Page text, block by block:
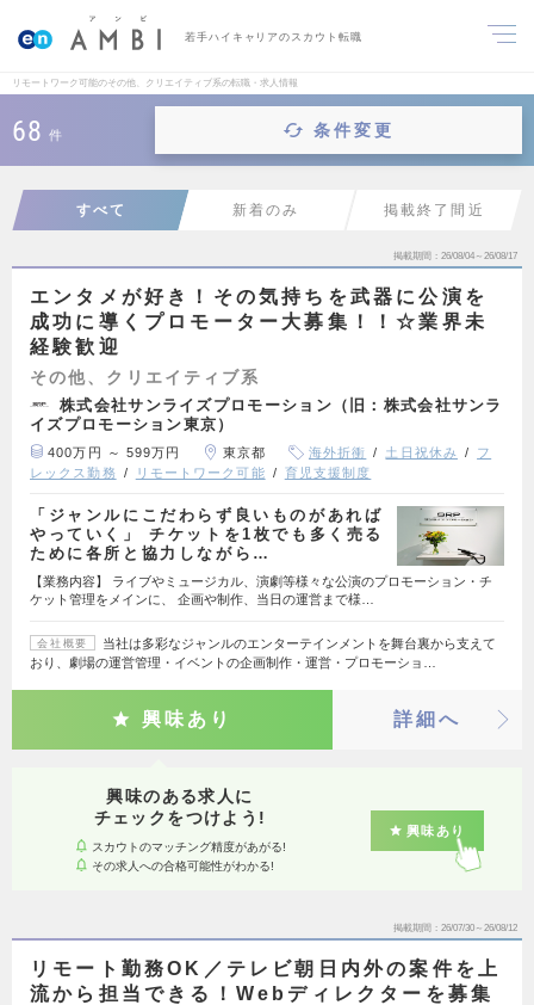
若手ハイキャリアのスカウト転職
リモートワーク可能のその他、クリエイティブ系の転職・求人情報
68 件 条件変更
すべて 新着のみ 掲載終了間近
掲載期間 26/08/04～26/08/17
エンタメが好き！その気持ちを武器に公演を
成功に導くプロモーター大募集！！☆業界未
経験歓迎
その他、クリエイティブ系
株式会社サンライズプロモーション（旧：株式会社サンラ
イズプロモーション東京）
400万円 ～ 599万円 東京都 海外折衝 土日祝休み
フ
レックス勤務
リモートワーク可能 育児支援制度
「ジャンルにこだわらず良いものがあれば
やっていく」 チケットを1枚でも多く売る
ために各所と協力しながら…
【業務内容】 ライブやミュージカル、演劇等様々な公演のプロモーション・チ
ケット管理をメインに、 企画や制作、当日の運営まで様…
会社概要
当社は多彩なジャンルのエンターテインメントを舞台裏から支えて
おり、劇場の運営管理・イベントの企画制作・運営・プロモーショ…
興味あり 詳細へ
興味のある求人に
チェックをつけよう!
スカウトのマッチング精度があがる!
その求人への合格可能性がわかる!
興味あり
掲載期間 26/07/30～26/08/12
リモート勤務OK／テレビ朝日内外の案件を上
流から担当できる！Webディレクターを募集